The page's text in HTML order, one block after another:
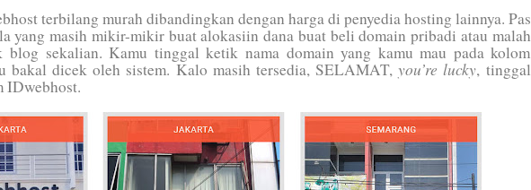
terbilang murah dibandingkan dengan harga di penyedia hosting lainnya. Pas
yang masih mikir-mikir buat alokasiin dana buat beli domain pribadi atau malah
blog sekalian. Kamu tinggal ketik nama domain yang kamu mau pada kolom
bakal dicek oleh sistem. Kalo masih tersedia, SELAMAT,you’re lucky, tinggal
IDwebhost.